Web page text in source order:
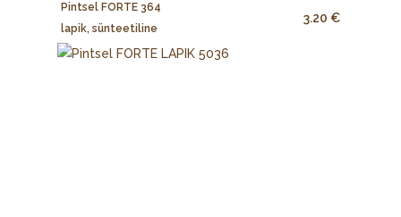
Pintsel FORTE 364
lapik, sünteetiline
3.20 €